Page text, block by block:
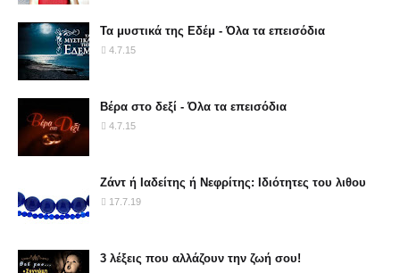
Τα μυστικά της Εδέμ - Όλα τα επεισόδια
4.7.15
Βέρα στο δεξί - Όλα τα επεισόδια
4.7.15
Ζάντ ή Ιαδείτης ή Νεφρίτης: Ιδιότητες του λιθου
17.7.19
3 λέξεις που αλλάζουν την ζωή σου!